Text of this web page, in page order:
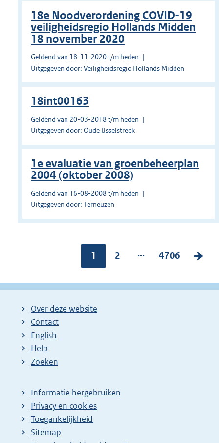
18e Noodverordening COVID-19
veiligheidsregio Hollands Midden
18 november 2020
Geldend van 18-11-2020 t/m heden
Uitgegeven door: Veiligheidsregio Hollands Midden
18int00163
Geldend van 20-03-2018 t/m heden
Uitgegeven door: Oude IJsselstreek
1e evaluatie van groenbeheerplan
2004 (oktober 2008)
Geldend van 16-08-2008 t/m heden
Uitgegeven door: Terneuzen
Pagina:
1
P
g
2 ...
P
g
4706
V
l
Over deze website
Contact
English
Help
Zoeken
Informatie hergebruiken
Privacy en cookies
Toegankelijkheid
Sitemap